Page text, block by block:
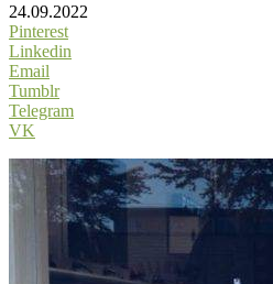
24.09.2022
Pinterest
Linkedin
Email
Tumblr
Telegram
VK